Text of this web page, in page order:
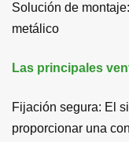
Solución de
metálico
Las principales
Fijación segura: El
proporcionar una